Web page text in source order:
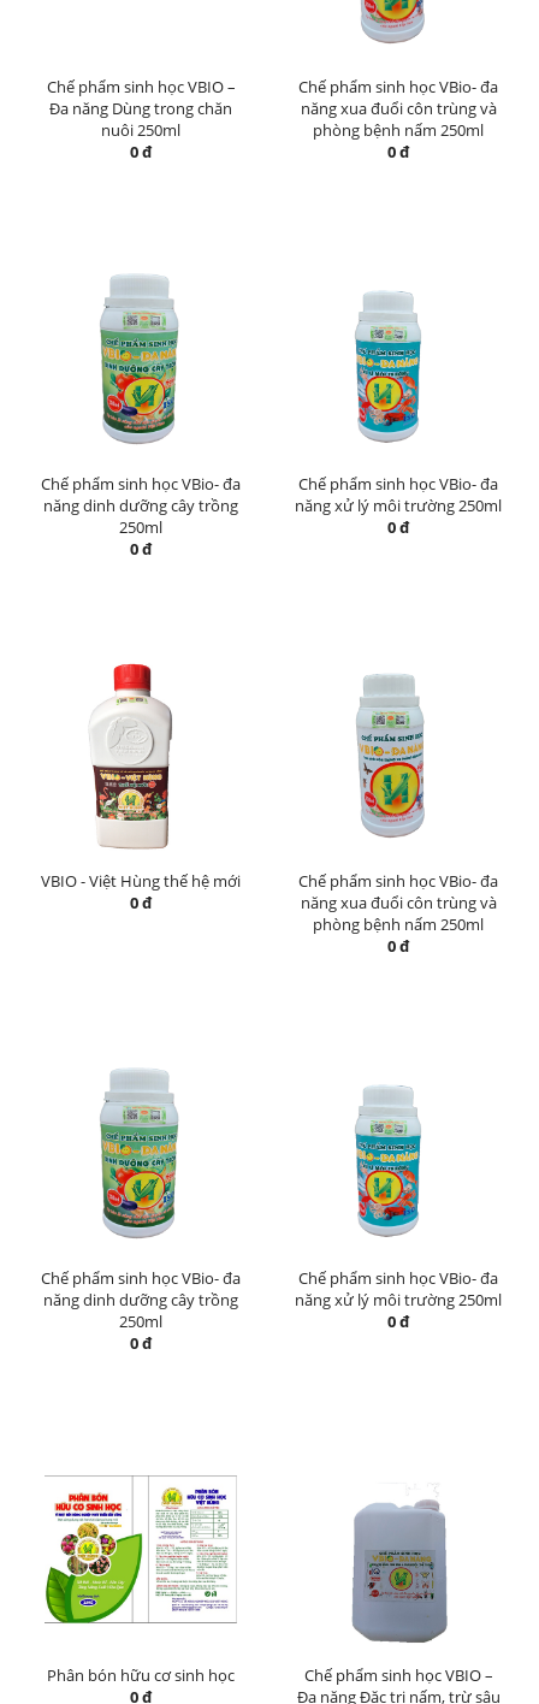
Chế phẩm sinh học VBIO –
Đa năng Dùng trong chăn
nuôi 250ml
0 đ
Chế phẩm sinh học VBio- đa
năng xua đuổi côn trùng và
phòng bệnh nấm 250ml
0 đ
Chế phẩm sinh học VBio- đa
năng dinh dưỡng cây trồng
250ml
0 đ
Chế phẩm sinh học VBio- đa
năng xử lý môi trường 250ml
0 đ
VBIO - Việt Hùng thế hệ mới
0 đ
Chế phẩm sinh học VBio- đa
năng xua đuổi côn trùng và
phòng bệnh nấm 250ml
0 đ
Chế phẩm sinh học VBio- đa
năng dinh dưỡng cây trồng
250ml
0 đ
Chế phẩm sinh học VBio- đa
năng xử lý môi trường 250ml
0 đ
Phân bón hữu cơ sinh học
0 đ
Chế phẩm sinh học VBIO –
Đa năng Đặc trị nấm, trừ sâu